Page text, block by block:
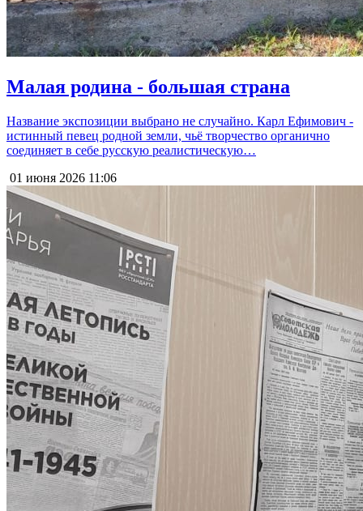
Малая родина - большая страна
Название экспозиции выбрано не случайно. Карл Ефимович -
истинный певец родной земли, чьё творчество органично
соединяет в себе русскую реалистическую…
01 июня 2026 11:06